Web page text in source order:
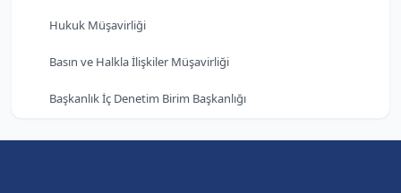
Hukuk Müşavirliği
Basın ve Halkla İlişkiler Müşavirliği
Başkanlık İç Denetim Birim Başkanlığı